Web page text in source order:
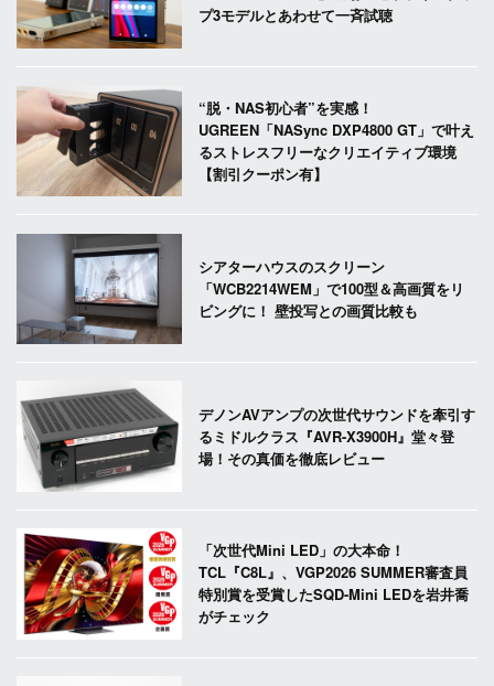
プ3モデルとあわせて一斉試聴
“脱・NAS初心者”を実感！
UGREEN「NASync DXP4800 GT」で叶え
るストレスフリーなクリエイティブ環境
【割引クーポン有】
シアターハウスのスクリーン
「WCB2214WEM」で100型＆高画質をリ
ビングに！ 壁投写との画質比較も
デノンAVアンプの次世代サウンドを牽引す
るミドルクラス『AVR-X3900H』堂々登
場！その真価を徹底レビュー
「次世代Mini LED」の大本命！
TCL『C8L』、VGP2026 SUMMER審査員
特別賞を受賞したSQD-Mini LEDを岩井喬
がチェック